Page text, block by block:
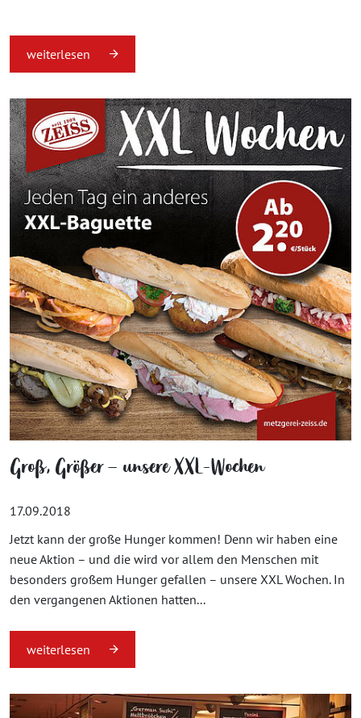
weiterlesen
Groß, Größer – unsere XXL-Wochen
17.09.2018
Jetzt kann der große Hunger kommen! Denn wir haben eine
neue Aktion – und die wird vor allem den Menschen mit
besonders großem Hunger gefallen – unsere XXL Wochen. In
den vergangenen Aktionen hatten...
weiterlesen